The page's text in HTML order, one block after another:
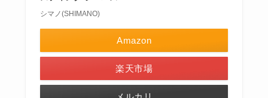
シマノ(SHIMANO)
Amazon
楽天市場